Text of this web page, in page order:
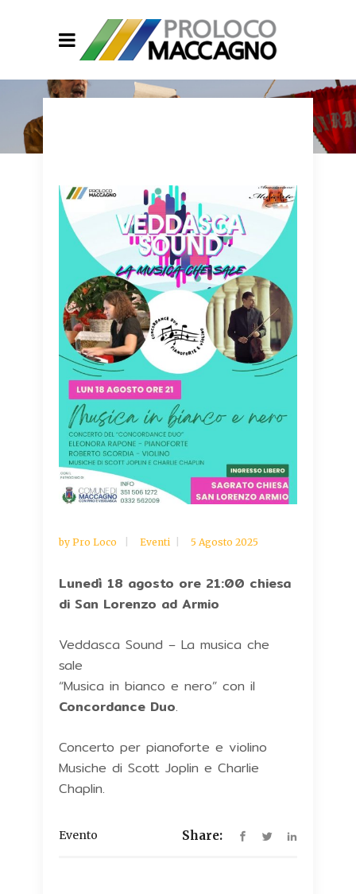
by Pro Loco Eventi 5 Agosto 2025
Lunedì 18 agosto ore 21:00 chiesa
di San Lorenzo ad Armio
Veddasca Sound – La musica che
sale
“Musica in bianco e nero” con il
Concordance Duo.
Concerto per pianoforte e violino
Musiche di Scott Joplin e Charlie
Chaplin.
Evento Share: